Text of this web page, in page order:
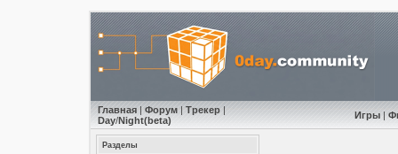
Главная| Форум| Трекер|
Day/Night(beta) Игры|
Разделы